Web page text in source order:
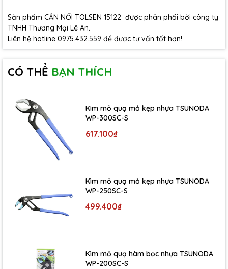
Sản phẩm CẦN NỐI TOLSEN 15122 được phân phối bởi công ty
TNHH Thương Mại Lê An.
Liên hệ hotline 0975.432.559 để được tư vấn tốt hơn!
CÓ THỂ BẠN THÍCH
Kìm mỏ quạ mỏ kẹp nhựa TSUNODA
WP-300SC-S
617.100₫
Kìm mỏ quạ mỏ kẹp nhựa TSUNODA
WP-250SC-S
499.400₫
Kìm mỏ quạ hàm bọc nhựa TSUNODA
WP-200SC-S